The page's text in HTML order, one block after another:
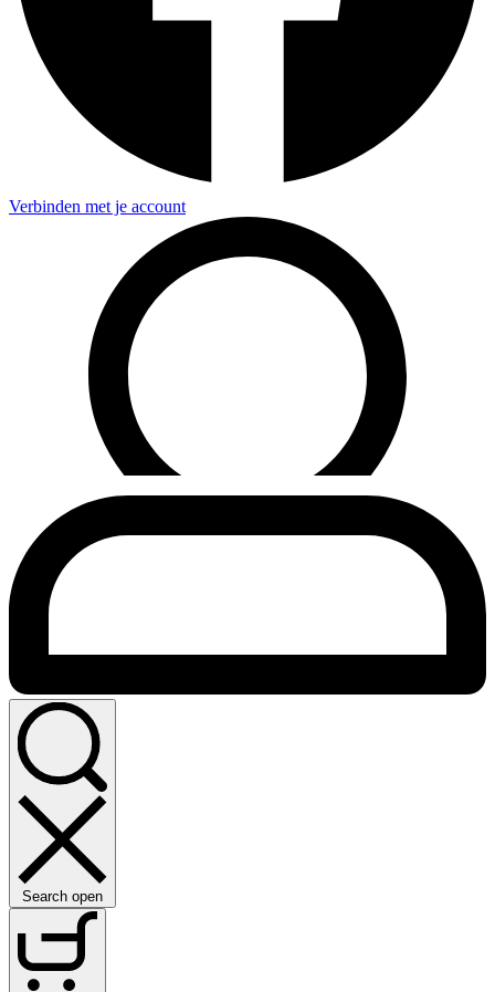
Verbinden met je account
Search open